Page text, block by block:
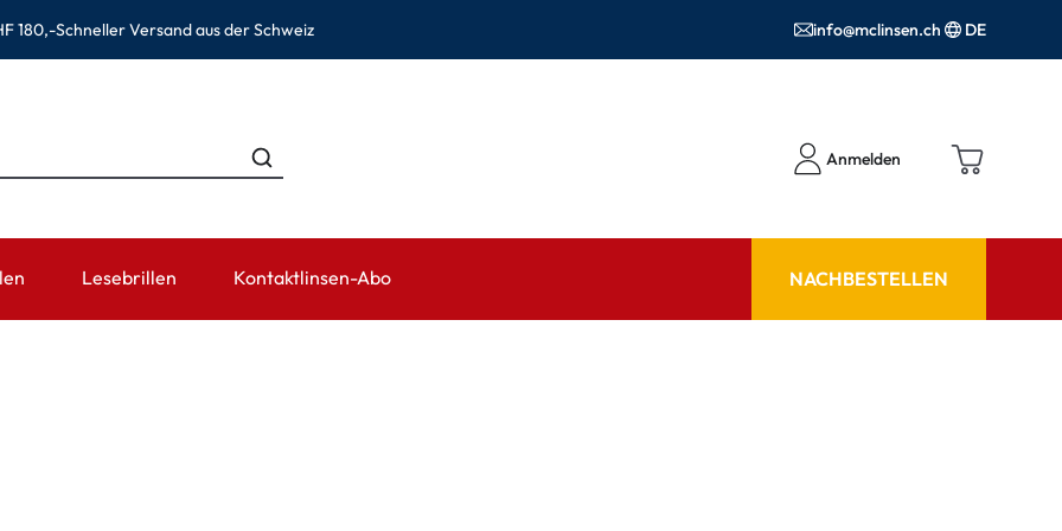
180,-Schneller Versand aus der Schweiz info@mclinsen.ch DE
Anmelden
Lesebrillen Kontaktlinsen-Abo NACHBESTELLEN